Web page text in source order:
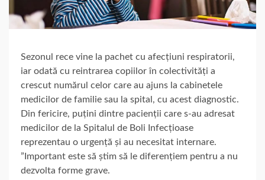
Sezonul rece vine la pachet cu afecțiuni respiratorii,
iar odată cu reintrarea copiilor în colectivități a
crescut numărul celor care au ajuns la cabinetele
medicilor de familie sau la spital, cu acest diagnostic.
Din fericire, puțini dintre pacienții care s-au adresat
medicilor de la Spitalul de Boli Infecțioase
reprezentau o urgență și au necesitat internare.
”Important este să știm să le diferențiem pentru a nu
dezvolta forme grave.